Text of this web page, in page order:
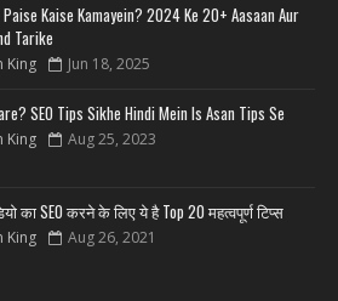
Paise Kaise Kamayein? 2024 Ke 20+ Aasaan Aur
Tarike
King Jun 18, 2025
SEO Tips Sikhe Hindi Mein Is Asan Tips Se
King Aug 25, 2023
का SEO करने के लिए ये है Top 20 महत्वपूर्ण टिप्स
King Aug 26, 2021